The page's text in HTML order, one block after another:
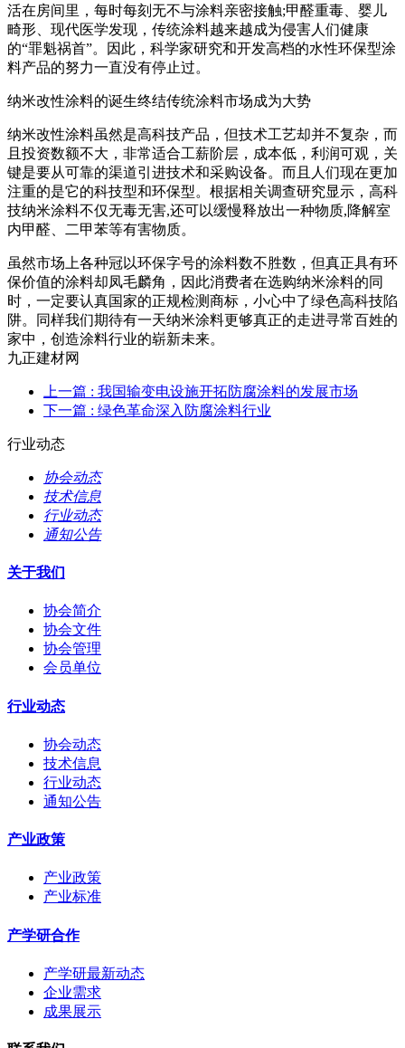
活在房间里，每时每刻无不与涂料亲密接触;甲醛重毒、婴儿
畸形、现代医学发现，传统涂料越来越成为侵害人们健康
的“罪魁祸首”。因此，科学家研究和开发高档的水性环保型涂
料产品的努力一直没有停止过。
纳米改性涂料的诞生终结传统涂料市场成为大势
纳米改性涂料虽然是高科技产品，但技术工艺却并不复杂，而
且投资数额不大，非常适合工薪阶层，成本低，利润可观，关
键是要从可靠的渠道引进技术和采购设备。而且人们现在更加
注重的是它的科技型和环保型。根据相关调查研究显示，高科
技纳米涂料不仅无毒无害,还可以缓慢释放出一种物质,降解室
内甲醛、二甲苯等有害物质。
虽然市场上各种冠以环保字号的涂料数不胜数，但真正具有环
保价值的涂料却凤毛麟角，因此消费者在选购纳米涂料的同
时，一定要认真国家的正规检测商标，小心中了绿色高科技陷
阱。同样我们期待有一天纳米涂料更够真正的走进寻常百姓的
家中，创造涂料行业的崭新未来。
九正建材网
上一篇 : 我国输变电设施开拓防腐涂料的发展市场
下一篇 : 绿色革命深入防腐涂料行业
行业动态
协会动态
技术信息
行业动态
通知公告
关于我们
协会简介
协会文件
协会管理
会员单位
行业动态
协会动态
技术信息
行业动态
通知公告
产业政策
产业政策
产业标准
产学研合作
产学研最新动态
企业需求
成果展示